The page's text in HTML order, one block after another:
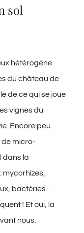
sol
hétérogène
du château de
de ce qui se joue
vignes du
Encore peu
de micro-
dans la
bactéries…
! Et oui, la
nous.